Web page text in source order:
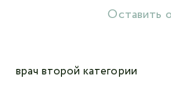
Оставить
врач второй категории